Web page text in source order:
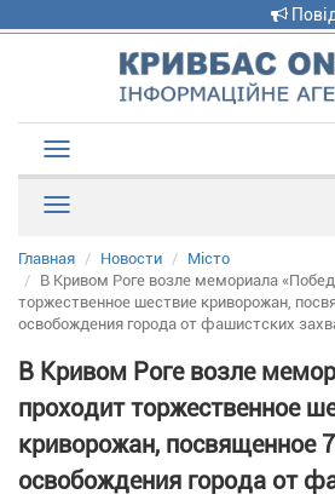
Главная Новости
Місто
В Кривом Роге возле мемориала
торжественное шествие криворожан,
освобождения города от фашистских
В Кривом Роге возле
проходит торжественное
криворожан, посвященное
освобождения города от